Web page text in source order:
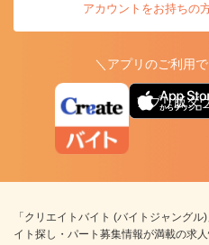
アカウントをお持ちの
＼アプリのご利用
アプリ版ダ
「クリエイトバイト (バイトジャング
イト探し・パート募集情報が満載の求